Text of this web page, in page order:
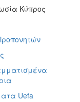
Κύπρος
Uefa